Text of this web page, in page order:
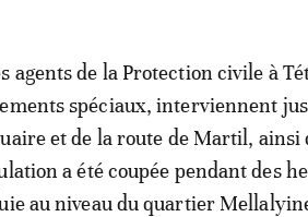
agents de la Protection civile à
spéciaux, interviennent
et de la route de Martil, ainsi
a été coupée pendant des
au niveau du quartier